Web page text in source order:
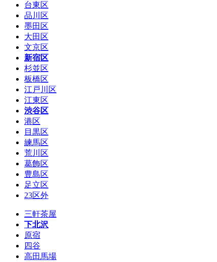
台東区
品川区
墨田区
大田区
文京区
新宿区
杉並区
板橋区
江戸川区
江東区
渋谷区
港区
目黒区
練馬区
荒川区
葛飾区
豊島区
足立区
23区外
三軒茶屋
下北沢
原宿
四谷
高田馬場